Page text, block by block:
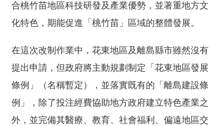
合桃竹苗地區科技研發及產業優勢，並著重地方文
化特色，期能促進「桃竹苗」區域的整體發展。
在這次改制作業中，花東地區及離島縣市雖然沒有
提出申請，但政府將主動規劃制定「花東地區發展
條例」（名稱暫定），並落實既有的「離島建設條
例」，除了投注經費協助地方政府建立特色產業之
外，並完備其醫療、教育、社會福利、偏遠地區交